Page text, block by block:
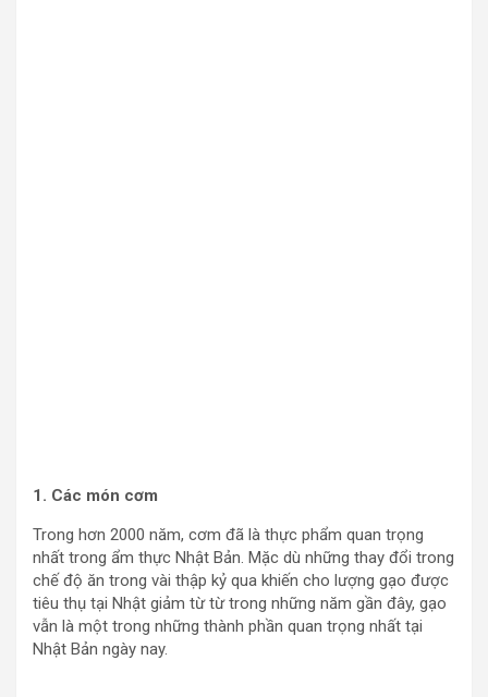
1. Các món cơm
Trong hơn 2000 năm, cơm đã là thực phẩm quan trọng
nhất trong ẩm thực Nhật Bản. Mặc dù những thay đổi trong
chế độ ăn trong vài thập kỷ qua khiến cho lượng gạo được
tiêu thụ tại Nhật giảm từ từ trong những năm gần đây, gạo
vẫn là một trong những thành phần quan trọng nhất tại
Nhật Bản ngày nay.